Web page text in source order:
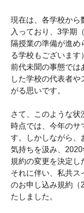
現在は、各学校から
入っており、3学期
隔授業の準備が進め
る学校もございます）
前代未聞の事態では
した学校の代表者
がる思いです。
さて、このような状
時点では、今年のサ
す。しかしながら、
気持ちを汲み、
規約の変更を決定し
それに伴い、私共ス
のお申し込み規約（
たしました。